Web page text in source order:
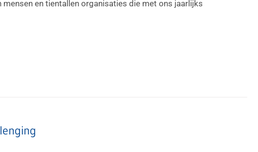
en tientallen organisaties die met ons jaarlijks